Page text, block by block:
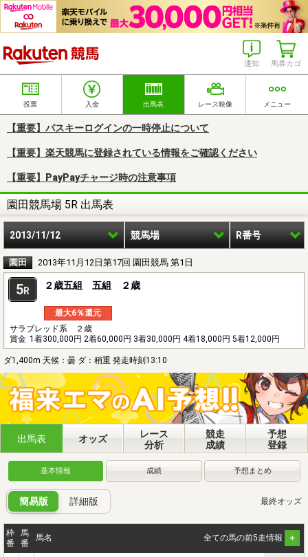
馬券カゴ
通知
投票 入金 出馬表 レース映像 メニュー
【重要】パスキーログインの一時停止について
【重要】楽天競馬に登録されている情報をご確認ください
【重要】PayPayチャージ時の注意事項
園田競馬場 5R 出馬表
2013/11/12 競馬場 R番号
園田 2013年11月12日第17回 園田競馬 第1日
5R ２歳五組 五組 ２歳
最大6％還元
サラブレッド系 ２歳
賞金 1着300,000円 2着60,000円 3着30,000円 4着18,000円 5着12,000円
ダ1,400m 天候：曇 ダ：稍重 発走時刻13:10
出馬表 オッズ
レース
分析
競走
成績
予想
登録
基本情報 成績 予想まとめ
簡易版 詳細版 最終オッズ
枠
番
馬
番
馬名 全ての馬の前5走情報